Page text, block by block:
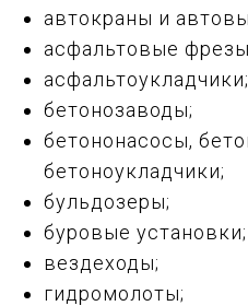
автокраны и
асфальтовые
асфальтоукладчики;
бетонозаводы;
бетононасосы,
бетоноукладчики;
бульдозеры;
буровые установки;
вездеходы;
гидромолоты;